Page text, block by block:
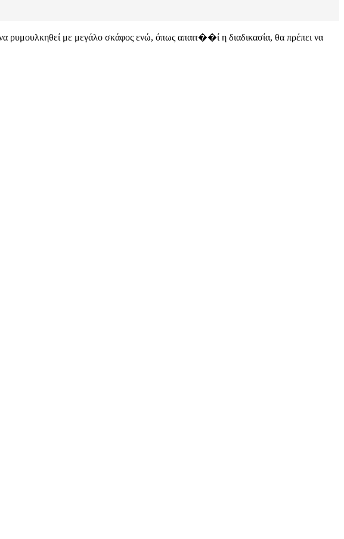
ρυμουλκηθεί με μεγάλο σκάφος ενώ, όπως απαιτ��ί η διαδικασία, θα πρέπει να